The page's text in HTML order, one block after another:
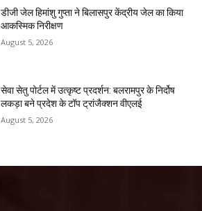
डीजी जेल हिमांशु गुप्ता ने बिलासपुर केंद्रीय जेल का किया
आकस्मिक निरीक्षण
August 5, 2026
सेवा सेतु पोर्टल में उत्कृष्ट प्रदर्शन: बलरामपुर के निर्दोष
लकड़ा बने प्रदेश के टॉप ट्रांजैक्शन वीएलई
August 5, 2026